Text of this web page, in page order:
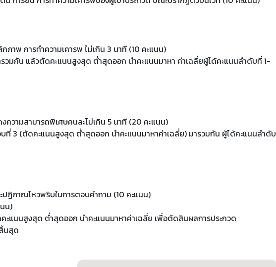
าพ การทําความเคารพ ไม่เกิน 3 นาที (10 คะแนน)
รวมกัน แล้วตัดคะแนนสูงสุด ต่ําสุดออก นําคะแนนมาหา ค่าเฉลี่ยผู้ได้คะแนนลําดับที่ 1-
วามสามารถพิเศษคนละไม่เกิน 5 นาที (20 คะแนน)
บที่ 3 (ตัดคะแนนสูงสุด ต่ําสุดออก นําคะแนนมาหาค่าเฉลี่ย) มารวมกัน ผู้ได้คะแนนลําดับ
ฏิภาณไหวพริบในการตอบคําถาม (10 คะแนน)
น)
แนนสูงสุด ต่ำสุดออก นำคะแนนมาหาค่าเฉลี่ย เพื่อตัดสินผลการประกวด
นสุด